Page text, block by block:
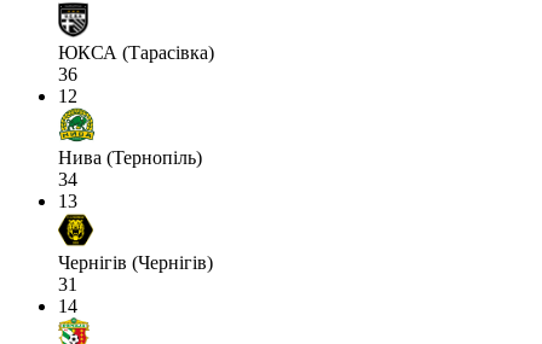
ЮКСА (Тарасівка)
36
12
Нива (Тернопіль)
34
13
Чернігів (Чернігів)
31
14